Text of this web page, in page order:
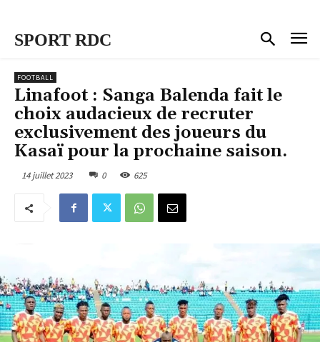
SPORT RDC
FOOTBALL
Linafoot : Sanga Balenda fait le
choix audacieux de recruter
exclusivement des joueurs du
Kasaï pour la prochaine saison.
14 juillet 2023 0 625